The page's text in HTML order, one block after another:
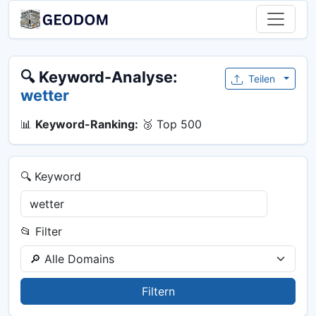
🔍 Keyword-Analyse:
wetter
📊 Keyword-Ranking: 🥉 Top 500
Teilen
🔍 Keyword
📂 Filter
Filtern